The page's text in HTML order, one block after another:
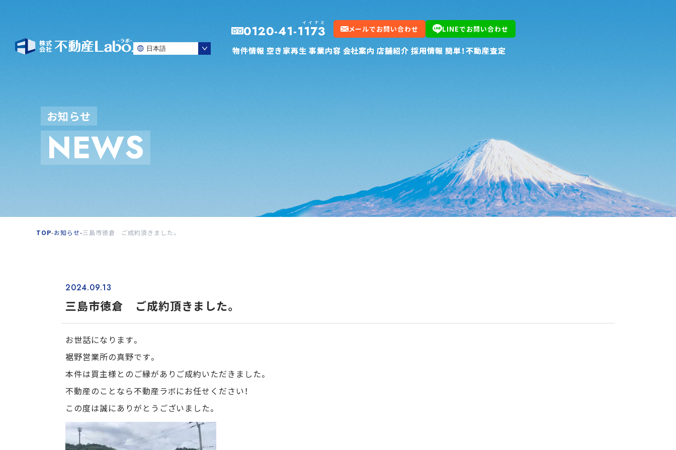
イイナミ
0120-41-1173 メールでお問い合わせ LINEでお問い合わせ
物件情報 空き家再生 事業内容 会社案内 店舗紹介 採用情報 簡単！不動産査定
イイナミ
0120-41-1173 メールでお問い合わせ LINEでお問い合わせ
物件情報 空き家再生 事業内容 会社案内 店舗紹介 採用情報 簡単！不動産査定
お知らせ
NEWS
TOP-お知らせ-三島市徳倉 ご成約頂きました。
2024.09.13
三島市徳倉 ご成約頂きました。
お世話になります。
裾野営業所の真野です。
本件は買主様とのご縁がありご成約いただきました。
不動産のことなら不動産ラボにお任せください！
この度は誠にありがとうございました。